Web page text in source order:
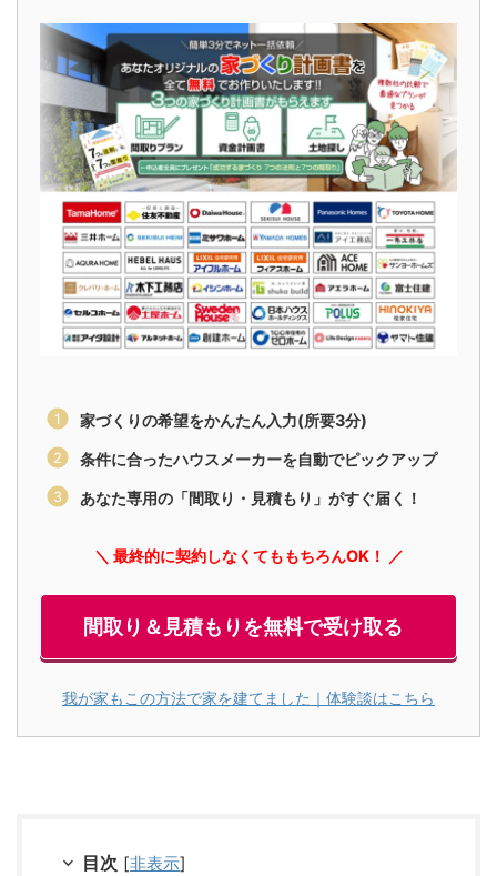
家づくりの希望をかんたん入力(所要3分)
条件に合ったハウスメーカーを自動でピックアップ
あなた専用の「間取り・見積もり」がすぐ届く！
＼ 最終的に契約しなくてももちろんOK！ ／
間取り＆見積もりを無料で受け取る
我が家もこの方法で家を建てました｜体験談はこちら
目次 [非表示]